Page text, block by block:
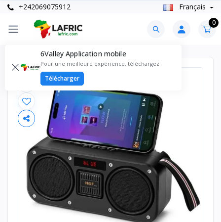
+242069075912 Français
0
6Valley Application mobile
Pour une meilleure expérience, téléchargez
Télécharger